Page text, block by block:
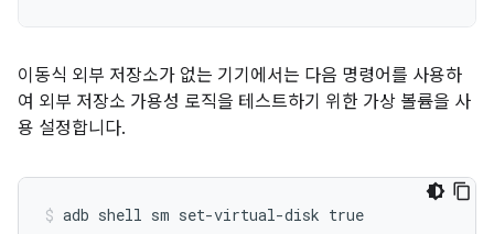
이동식 외부 저장소가 없는 기기에서는 다음 명령어를 사용하
여 외부 저장소 가용성 로직을 테스트하기 위한 가상 볼륨을 사
용 설정합니다.